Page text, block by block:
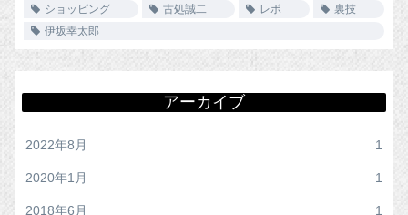
ショッピング
古処誠二 レポ
裏技
伊坂幸太郎
アーカイブ
2022年8月 1
2020年1月 1
2018年6月 1